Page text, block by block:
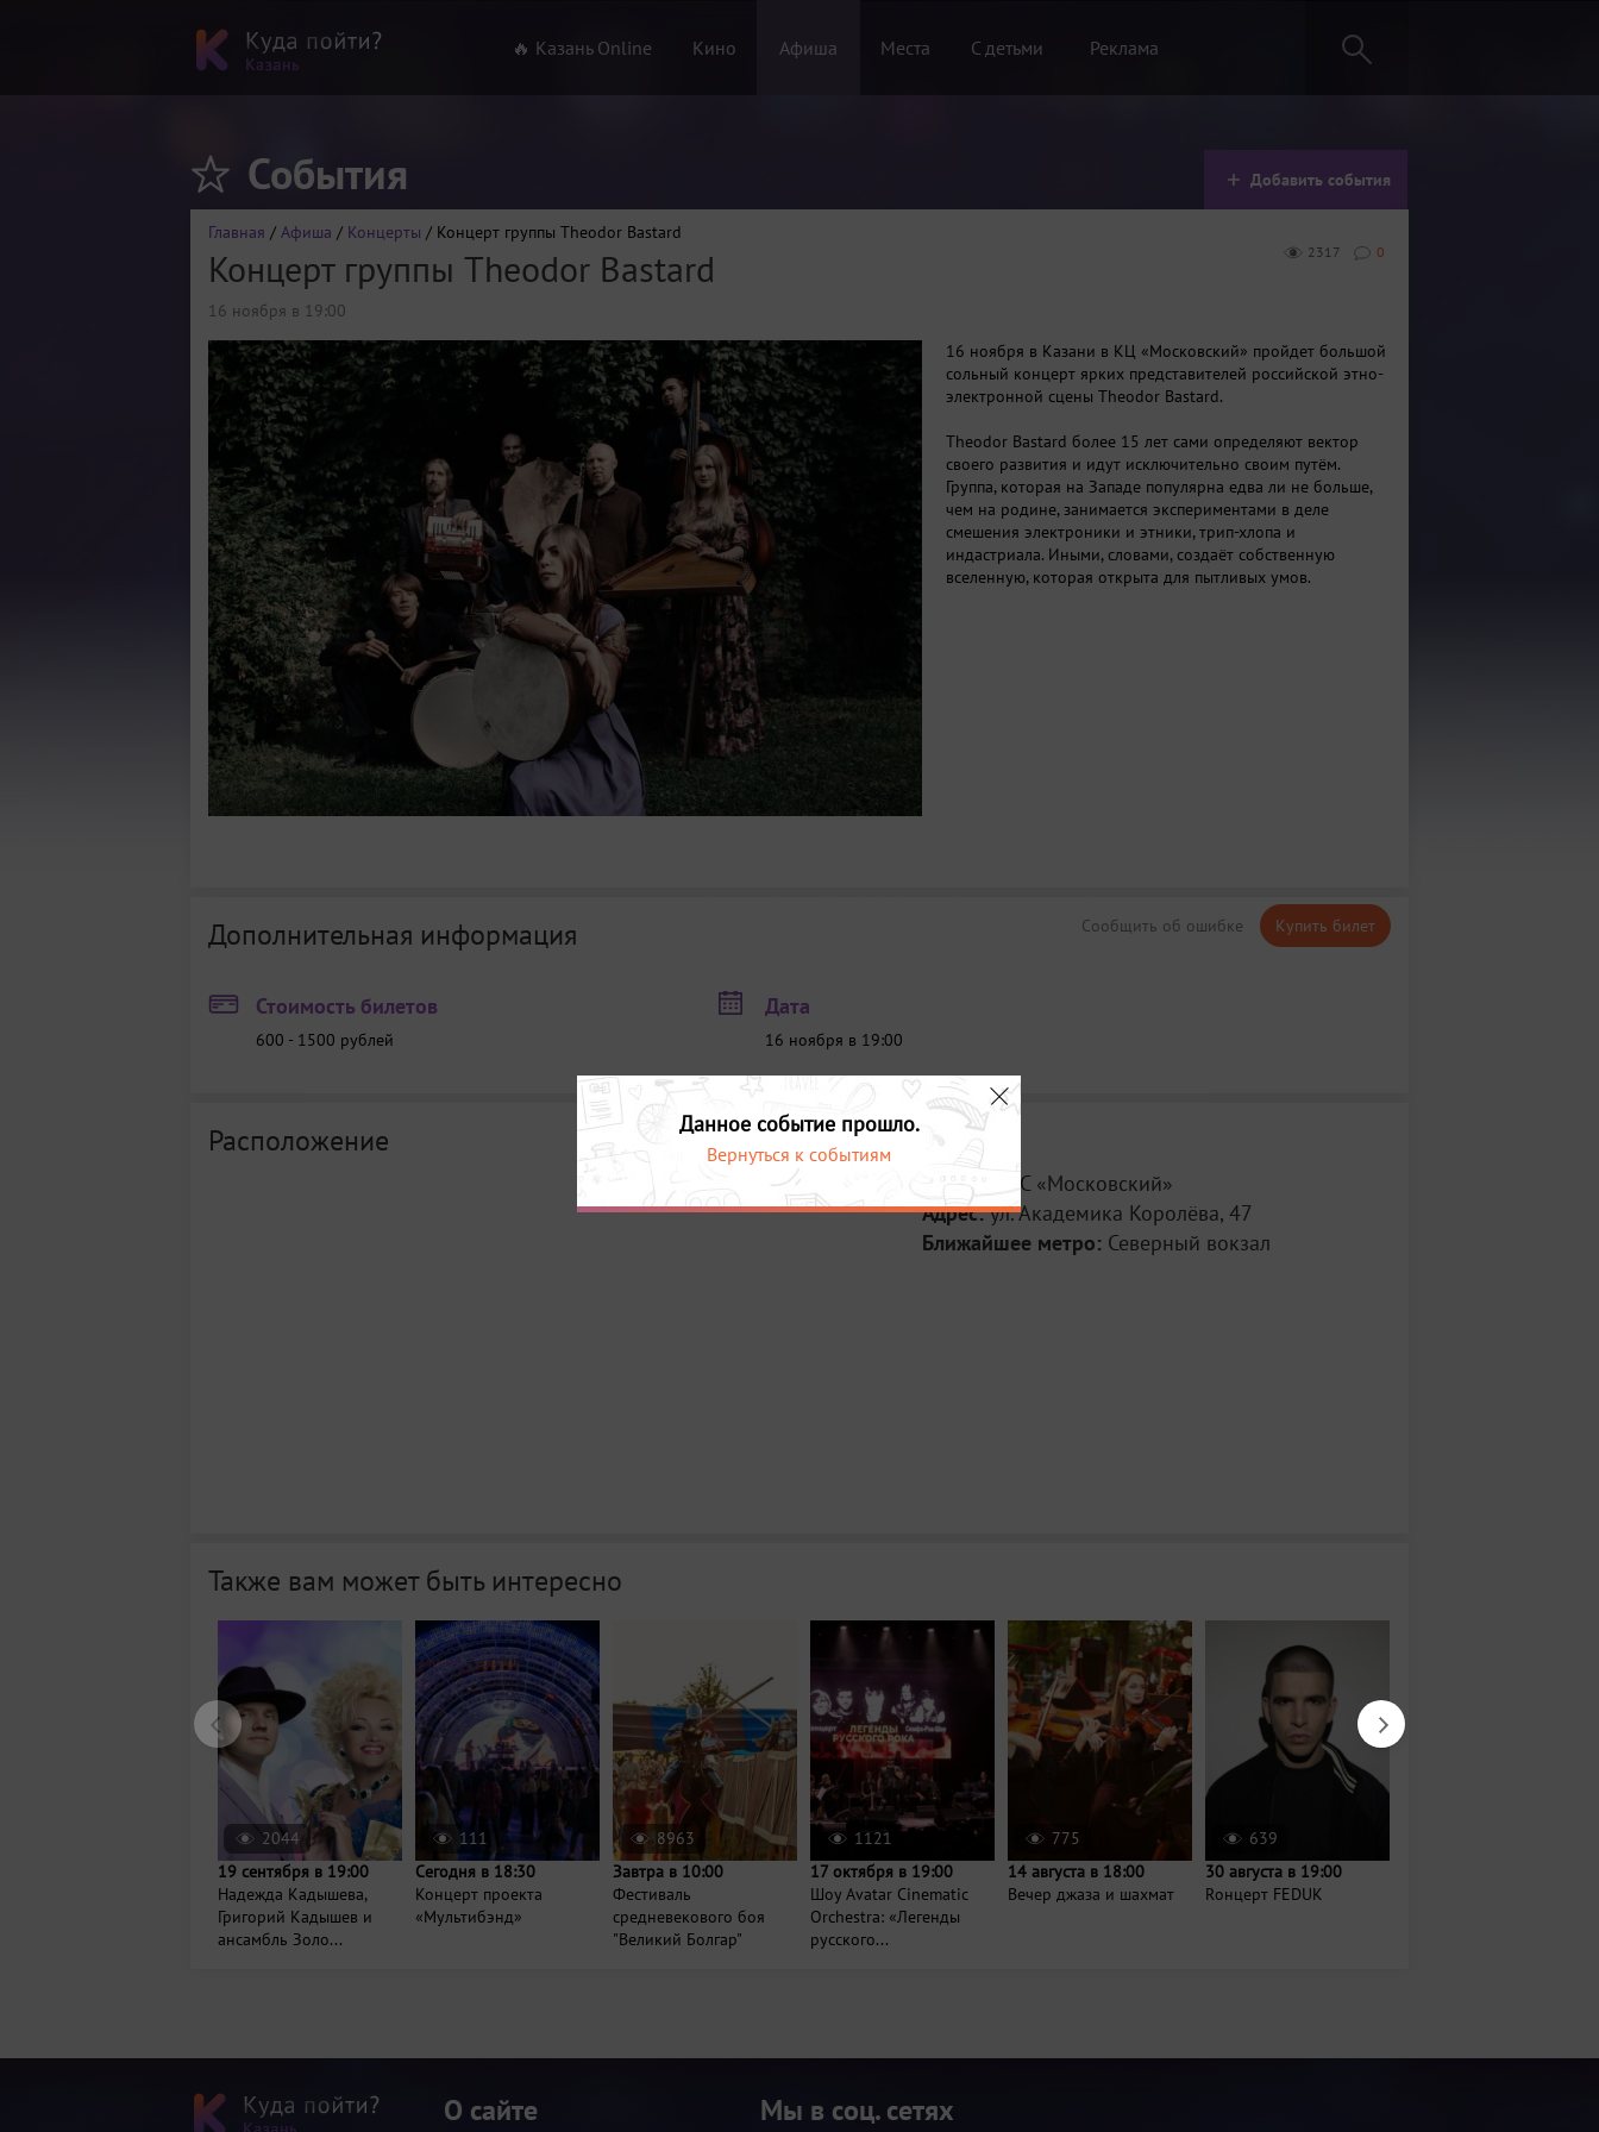
🔥 Казань Online Кино Афиша Места С детьми Реклама
События Добавить события
Главная / Афиша / Концерты / Концерт группы Theodor Bastard
0
2317
Концерт группы Theodor Bastard
16 ноября в 19:00
16 ноября в Казани в КЦ «Московский» пройдет большой
сольный концерт ярких представителей российской этно-
электронной сцены Theodor Bastard.
Theodor Bastard более 15 лет сами определяют вектор
своего развития и идут исключительно своим путём.
Группа, которая на Западе популярна едва ли не больше,
чем на родине, занимается экспериментами в деле
смешения электроники и этники, трип-хлопа и
индастриала. Иными, словами, создаёт собственную
вселенную, которая открыта для пытливых умов.
Сообщить об ошибке Купить билет
Дополнительная информация
Стоимость билетов
600 - 1500 рублей
Дата
16 ноября в 19:00
Расположение
Место:
ЦКС «Московский»
Адрес:ул. Академика Королёва, 47
Ближайшее метро: Северный вокзал
Также вам может быть интересно
2044
19 сентября в 19:00
Надежда Кадышева,
Григорий Кадышев и
ансамбль Золо...
111
Сегодня в 18:30
Концерт проекта
«Мультибэнд»
8963
Завтра в 10:00
Фестиваль
средневекового боя
"Великий Болгар"
1121
17 октября в 19:00
Шоу Avatar Cinematic
Orchestra: «Легенды
русского...
775
14 августа в 18:00
Вечер джаза и шахмат
639
30 августа в 19:00
Rонцерт FEDUK
Данное событие прошло.
Вернуться к событиям
О сайте Мы в соц. сетях